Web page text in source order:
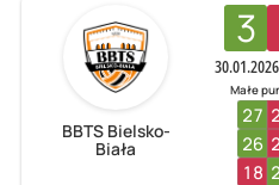
BBTS Bielsko-
Biała
3
Małe
27
26
18